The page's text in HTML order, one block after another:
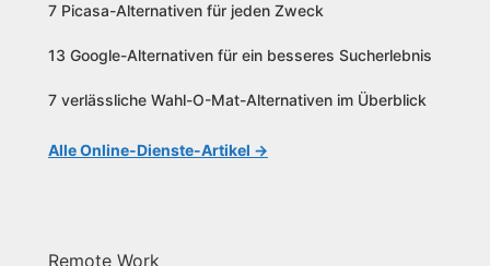
7 Picasa-Alternativen für jeden Zweck
13 Google-Alternativen für ein besseres Sucherlebnis
7 verlässliche Wahl-O-Mat-Alternativen im Überblick
Alle Online-Dienste-Artikel →
Remote Work